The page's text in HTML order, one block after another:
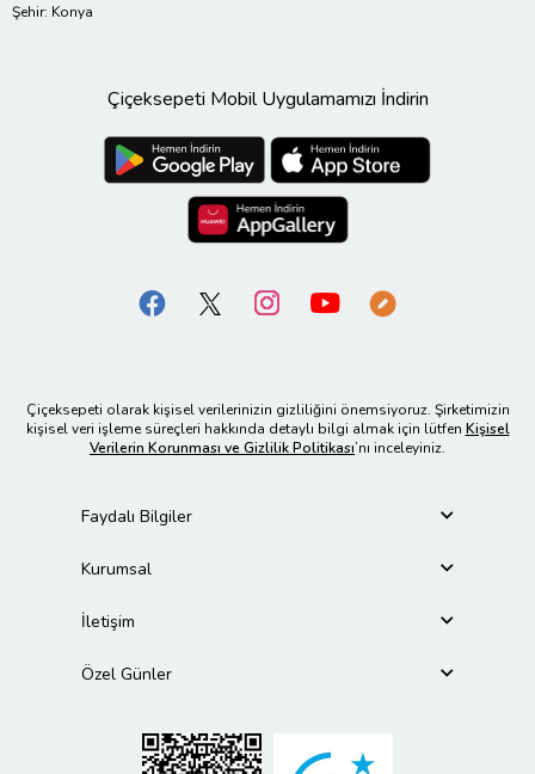
Şehir: Konya
Çiçeksepeti Mobil Uygulamamızı İndirin
Çiçeksepeti olarak kişisel verilerinizin gizliliğini önemsiyoruz. Şirketimizin
kişisel veri işleme süreçleri hakkında detaylı bilgi almak için lütfen Kişisel
Verilerin Korunması ve Gizlilik Politikası’nı inceleyiniz.
Faydalı Bilgiler
Kurumsal
İletişim
Özel Günler